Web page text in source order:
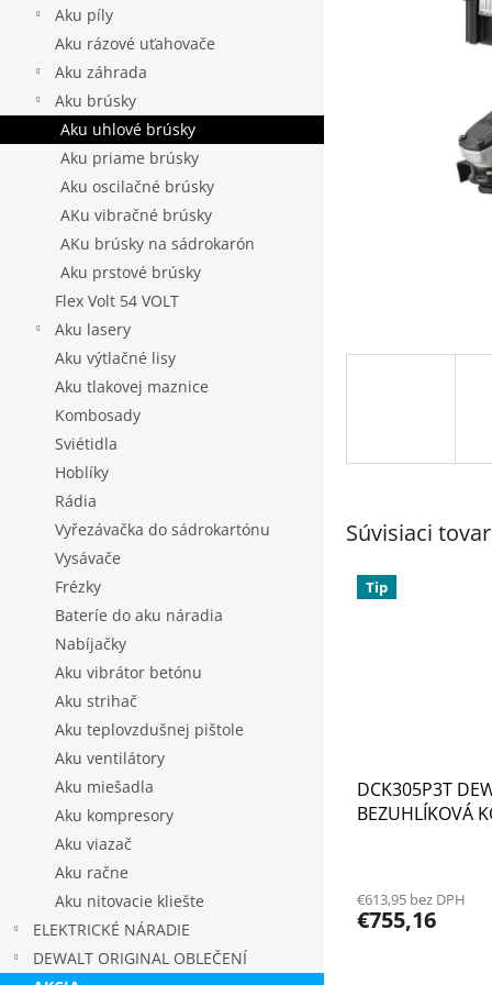
Aku píly
Aku rázové uťahovače
Aku záhrada
Aku brúsky
Aku uhlové brúsky
Aku priame brúsky
Aku oscilačné brúsky
AKu vibračné brúsky
AKu brúsky na sádrokarón
Aku prstové brúsky
Flex Volt 54 VOLT
Aku lasery
Aku výtlačné lisy
Aku tlakovej maznice
Kombosady
Sviétidla
Hoblíky
Rádia
Vyřezávačka do sádrokartónu
Vysávače
Frézky
Bateríe do aku náradia
Nabíjačky
Aku vibrátor betónu
Aku strihač
Aku teplovzdušnej pištole
Aku ventilátory
Aku miešadla
Aku kompresory
Aku viazač
Aku račne
Aku nitovacie kliešte
ELEKTRICKÉ NÁRADIE
DEWALT ORIGINAL OBLEČENÍ
Súvisiaci tovar
Tip
DCK305P3T
BEZUHLÍKOVÁ
DCH273 A
AKU, NABÍJEČKA,
produktu
je
€613,95 bez DPH
€755,16